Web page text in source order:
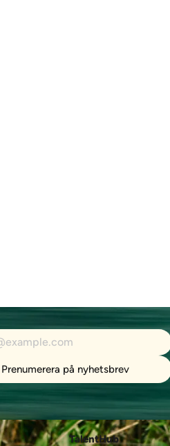
Prenumerera på nyhetsbrev
TalentHub